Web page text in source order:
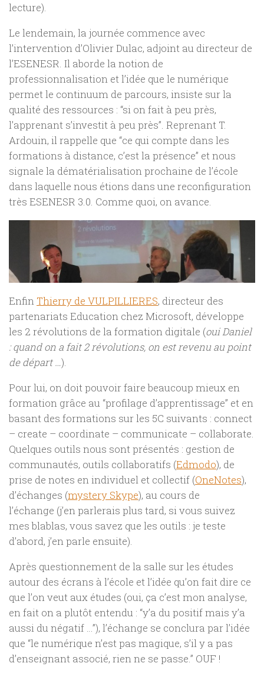
lecture).
Le lendemain, la journée commence avec
l’intervention d’Olivier Dulac, adjoint au directeur de
l’ESENESR. Il aborde la notion de
professionnalisation et l’idée que le numérique
permet le continuum de parcours, insiste sur la
qualité des ressources : “si on fait à peu près,
l’apprenant s’investit à peu près”. Reprenant T.
Ardouin, il rappelle que “ce qui compte dans les
formations à distance, c’est la présence” et nous
signale la dématérialisation prochaine de l’école
dans laquelle nous étions dans une reconfiguration
très ESENESR 3.0. Comme quoi, on avance.
Enfin Thierry de VULPILLIERES, directeur des
partenariats Education chez Microsoft, développe
les 2 révolutions de la formation digitale (oui Daniel
: quand on a fait 2 révolutions, on est revenu au point
de départ …).
Pour lui, on doit pouvoir faire beaucoup mieux en
formation grâce au “profilage d’apprentissage” et en
basant des formations sur les 5C suivants : connect
– create – coordinate – communicate – collaborate.
Quelques outils nous sont présentés : gestion de
communautés, outils collaboratifs (Edmodo), de
prise de notes en individuel et collectif (OneNotes),
d’échanges (mystery Skype), au cours de
l’échange (j’en parlerais plus tard, si vous suivez
mes blablas, vous savez que les outils : je teste
d’abord, j’en parle ensuite).
Après questionnement de la salle sur les études
autour des écrans à l’école et l’idée qu’on fait dire ce
que l’on veut aux études (oui, ça c’est mon analyse,
en fait on a plutôt entendu : “y’a du positif mais y’a
aussi du négatif …”), l’échange se conclura par l’idée
que “le numérique n’est pas magique, s’il y a pas
d’enseignant associé, rien ne se passe.” OUF !